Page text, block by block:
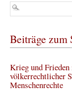
Beiträge zum
Krieg und
völkerrechtlicher
Menschenrechte